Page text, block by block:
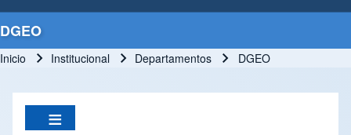
DGEO
Inicio Institucional Departamentos DGEO